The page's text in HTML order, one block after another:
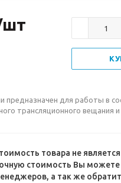
шт
для работы в
трансляционного вещания
товара не
стоимость Вы можете
а так же